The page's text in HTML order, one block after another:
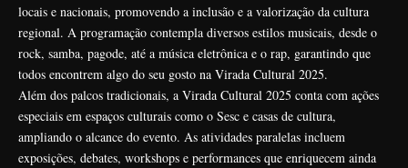
locais e nacionais, promovendo a inclusão e a valorização da cultura
regional. A programação contempla diversos estilos musicais, desde o
rock, samba, pagode, até a música eletrônica e o rap, garantindo que
todos encontrem algo do seu gosto na Virada Cultural 2025.
Além dos palcos tradicionais, a Virada Cultural 2025 conta com ações
especiais em espaços culturais como o Sesc e casas de cultura,
ampliando o alcance do evento. As atividades paralelas incluem
exposições, debates, workshops e performances que enriquecem ainda